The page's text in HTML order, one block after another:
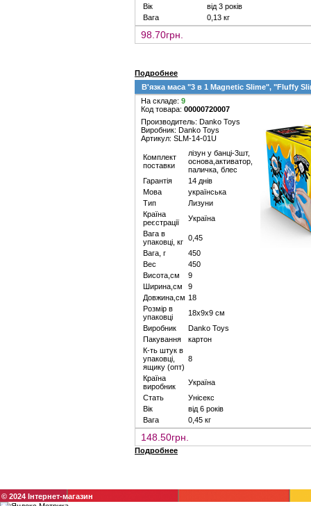
Вік
від 3 років
Вага
0,13 кг
98.70грн.
Подробнее
В'язка маса "3 в 1 Magnetic Slime", "Fluffy
На складе: 9
Код товара: 00000720007
Производитель: Danko Toys
Виробник: Danko Toys
Артикул: SLM-14-01U
Комплект
поставки
лізун у банці-3шт,
основа,активатор,
паличка, блес
Гарантія
14 днів
Мова
українська
Тип
Лизуни
Країна
реєстрації
Україна
Вага в
упаковці, кг 0,45
Вага, г
450
Вес
450
Висота,см
9
Ширина,см
9
Довжина,см 18
Розмір в
упаковці
18х9х9 см
Виробник
Danko Toys
Пакування
картон
К-ть штук в
упаковці,
ящику (опт)
8
Країна
виробник
Україна
Стать
Унісекс
Вік
від 6 років
Вага
0,45 кг
148.50грн.
Подробнее
© 2024 Інтернет-магазин